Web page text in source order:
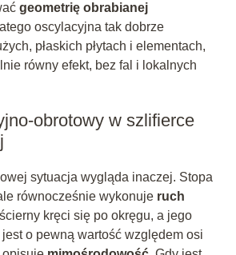
geometrię obrabianej
oscylacyjna tak dobrze
płaskich płytach i elementach,
równy efekt, bez fal i lokalnych
w szlifierce
sytuacja wygląda inaczej. Stopa
równocześnie wykonuje ruch
kręci się po okręgu, a jego
o pewną wartość względem osi